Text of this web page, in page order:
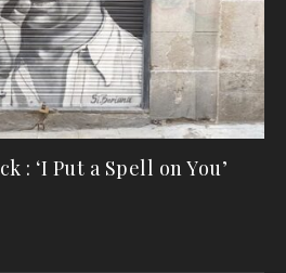
: ‘I Put a Spell on You’